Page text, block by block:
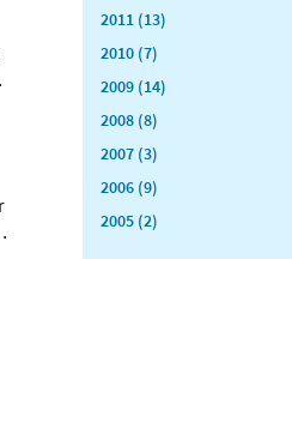
2011 (13)
2010 (7)
2009 (14)
2008 (8)
2007 (3)
2006 (9)
2005 (2)